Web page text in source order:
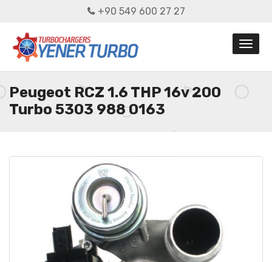
+90 549 600 27 27
Peugeot RCZ 1.6 THP 16v 200
Turbo 5303 988 0163